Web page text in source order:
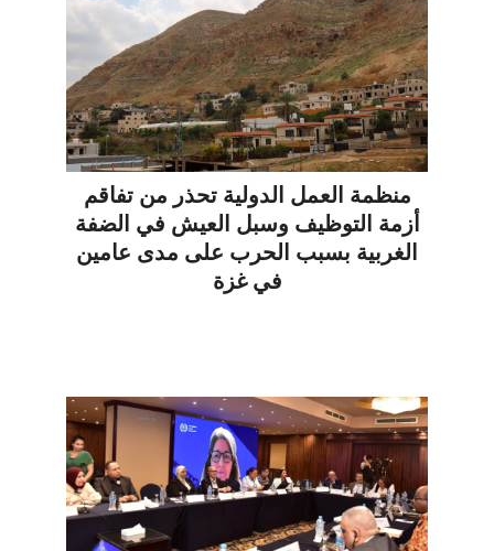
منظمة العمل الدولية تحذر من تفاقم
أزمة التوظيف وسبل العيش في الضفة
الغربية بسبب الحرب على مدى عامين
في غزة